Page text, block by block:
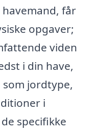
får
opgaver;
viden
i din have,
jordtype,
i
specifikke